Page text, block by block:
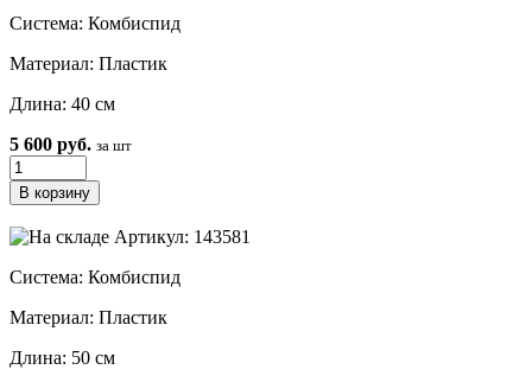
Система: Комбиспид
Материал: Пластик
Длина: 40 см
5 600 руб. за шт
Артикул: 143581
Система: Комбиспид
Материал: Пластик
Длина: 50 см